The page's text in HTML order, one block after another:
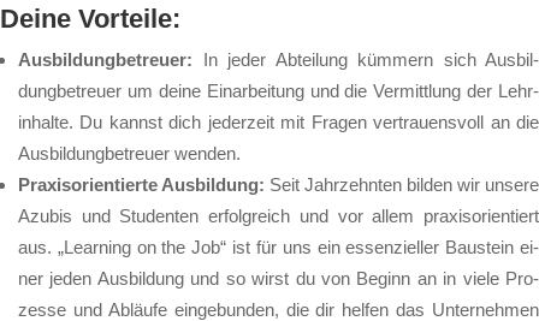
Dei­ne Vor­tei­le:
Aus­bil­dung­be­treu­er: In je­der Ab­tei­lung küm­mern sich Aus­bil­
dung­be­treu­er um dei­ne Ein­ar­bei­tung und die Ver­mitt­lung der Lehr­
in­hal­te. Du kannst dich je­der­zeit mit Fra­gen ver­trau­ens­voll an die
Aus­bil­dung­be­treu­er wen­den.
Pra­xis­ori­en­tier­te Aus­bil­dung: Seit Jahr­zehn­ten bil­den wir un­se­re
Azu­bis und Stu­den­ten er­folg­reich und vor al­lem pra­xis­ori­en­tier­t
aus. „Lear­ning on the Job“ ist für uns ein es­sen­zi­el­ler Bau­stein ei­
ner je­den Aus­bil­dung und so wirst du von Be­ginn an in vie­le Pro­
zes­se und Ab­läu­fe ein­ge­bun­den, die dir hel­fen das Un­ter­neh­men